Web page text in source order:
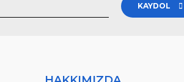
KAYDOL